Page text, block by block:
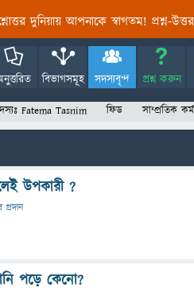
দুনিয়ায় আপনাকে স্বাগতম! প্রশ্ন-
বিভাগসমূহ সদস্যবৃন্দ প্রশ্ন করুন
Fatema Tasnim ফিড সাম্প্রতিক
উপকারী ?
প্রদান
পড়ে কেনো?